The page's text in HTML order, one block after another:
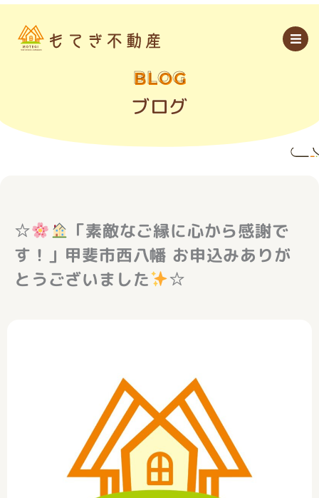
内
BLOG
ブログ
☆
「素敵なご縁に心から感謝で
す！」甲斐市西八幡 お申込みありが
とうございました
☆